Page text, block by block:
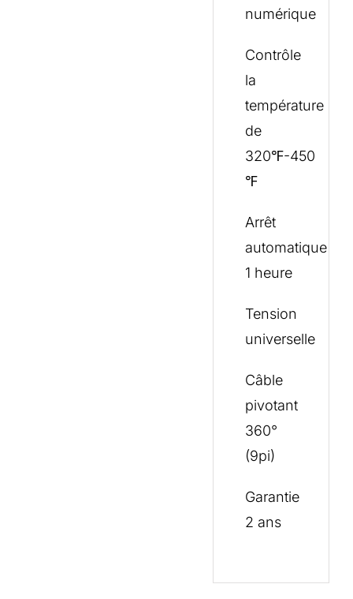
numérique
Contrôle
la
température
de
320℉-450
℉
Arrêt
automatique
1 heure
Tension
universelle
Câble
pivotant
360°
(9pi)
Garantie
2 ans